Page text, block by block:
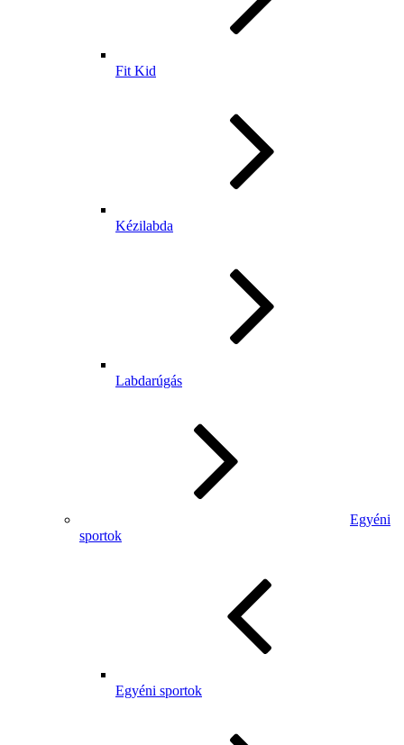
Fit Kid
Kézilabda
Labdarúgás
Egyéni
sportok
Egyéni sportok